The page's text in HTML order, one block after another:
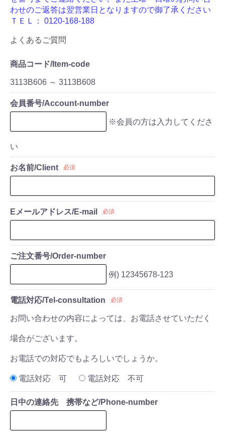
わせのご返答は翌営業日となりますので御了承ください
ＴＥＬ： 0120-168-188
よくあるご質問
商品コード/Item-code
3113B606 ～ 3113B608
会員番号/Account-number
※会員の方は入力してくださ
い
お名前/Client 必須
Eメールアドレス/E-mail 必須
ご注文番号/Order-number
例) 12345678-123
電話対応/Tel-consultation 必須
お問い合わせの内容によっては、お電話させていただく
場合がございます。
お電話での対応でもよろしいでしょうか。
電話対応 可 電話対応 不可
日中の連絡先 携帯など/Phone-number